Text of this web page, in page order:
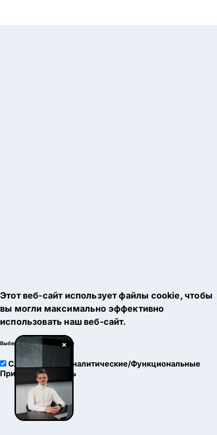
×
Этот веб-сайт использует файлы cookie, чтобы
вы могли максимально эффективно
использовать наш веб-сайт.
Выберите настройки cookie
Служебные
Аналитические/Функциональные
Принять
Настроить